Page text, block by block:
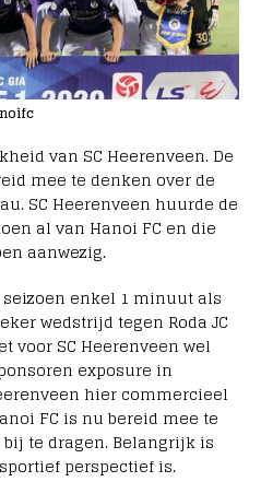
van SC Heerenveen. De
mee te denken over de
SC Heerenveen huurde de
al van Hanoi FC en die
aanwezig.
enkel 1 minuut als
wedstrijd tegen Roda JC
voor SC Heerenveen wel
exposure in
hier commercieel
FC is nu bereid mee te
te dragen. Belangrijk is
perspectief is.